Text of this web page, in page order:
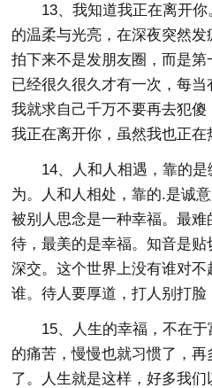
13、我知道我正在离开
的温柔与光亮，在深夜突然
拍下来不是发朋友圈，而是
已经很久很久才有一次，每当
我就求自己千万不要再去犯
我正在离开你，虽然我也正在
14、人和人相遇，靠的
为。人和人相处，靠的.是诚
被别人思念是一种幸福。最
待，最美的是幸福。知音是
深交。这个世界上没有谁对
谁。待人要厚道，打人别打脸
15、人生的幸福，不在
的痛苦，慢慢也就习惯了，
了。人生就是这样，好多我